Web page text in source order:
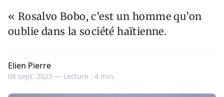
« Rosalvo Bobo, c’est un homme qu’on
oublie dans la société haïtienne.
Elien Pierre
08 sept. 2025 — Lecture : 4 min.